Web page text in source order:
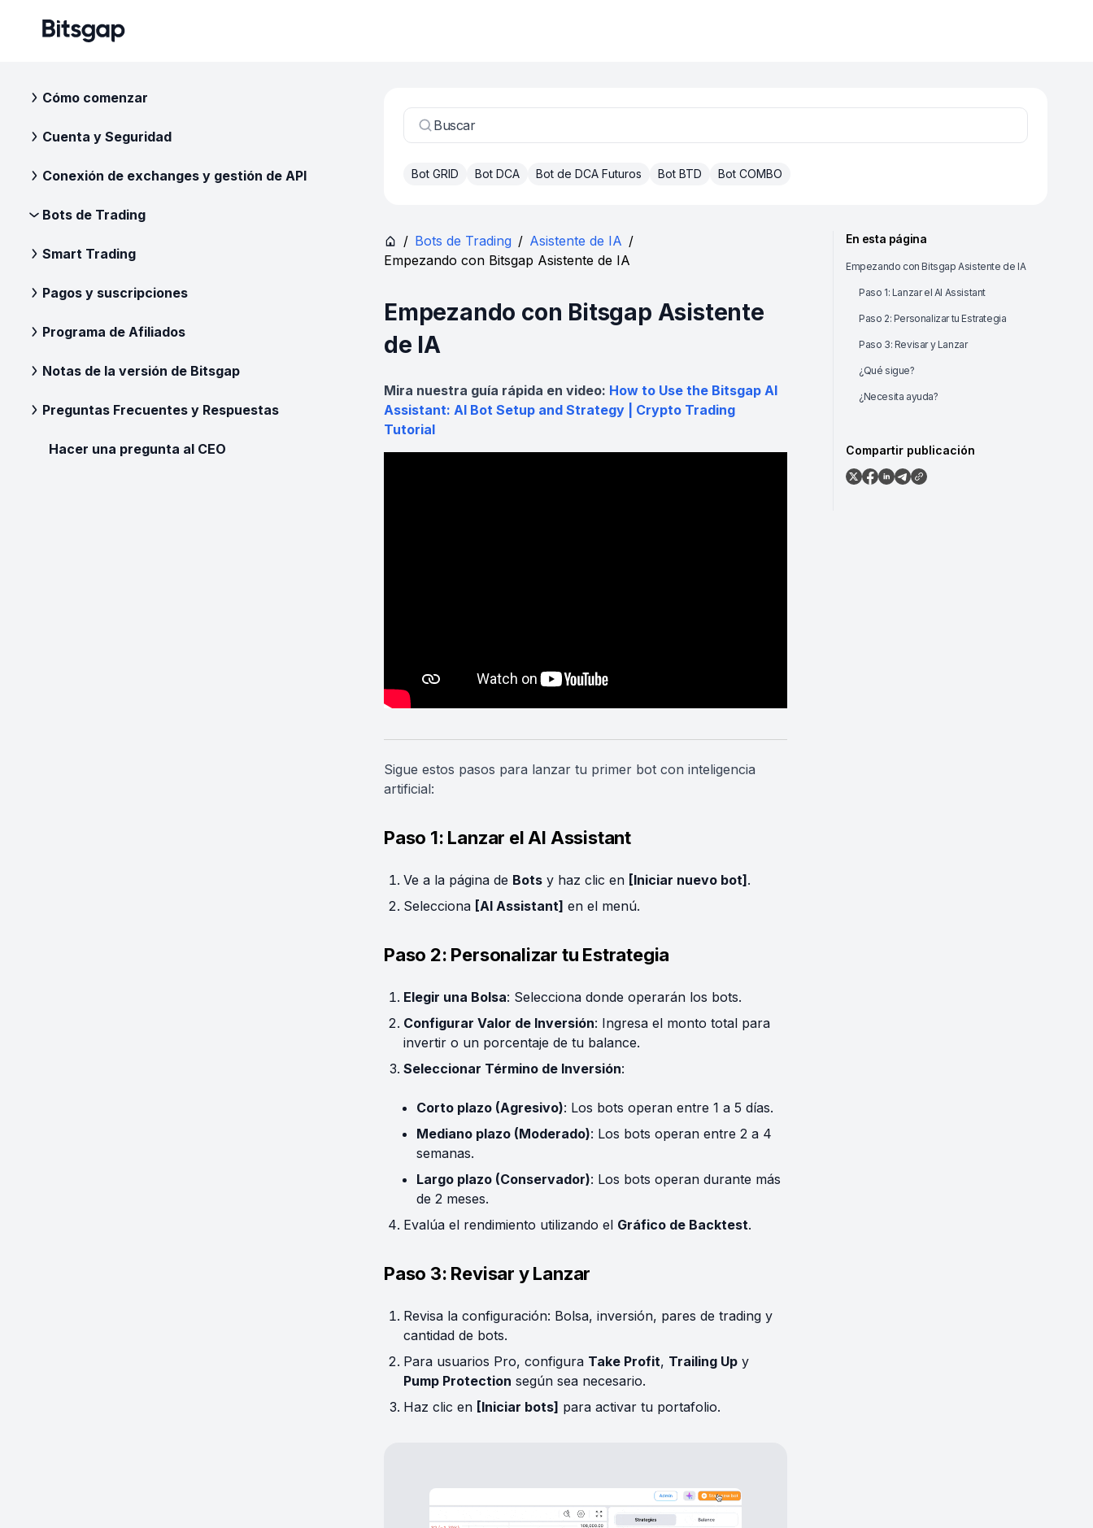
Cómo comenzar
Cuenta y Seguridad
Conexión de exchanges y gestión de API
Bots de Trading
Smart Trading
Pagos y suscripciones
Programa de Afiliados
Notas de la versión de Bitsgap
Preguntas Frecuentes y Respuestas
Hacer una pregunta al CEO
Buscar
Bot GRID Bot DCA Bot de DCA Futuros Bot BTD Bot COMBO
/ Bots de Trading / Asistente de IA /
Empezando con Bitsgap Asistente de IA
Empezando con Bitsgap Asistente
de IA
Mira nuestra guía rápida en video: How to Use the Bitsgap AI
Assistant: AI Bot Setup and Strategy | Crypto Trading
Tutorial
Sigue estos pasos para lanzar tu primer bot con inteligencia
artificial:
Paso 1: Lanzar el AI Assistant
Ve a la página de Bots y haz clic en [Iniciar nuevo bot].
Selecciona [AI Assistant] en el menú.
Paso 2: Personalizar tu Estrategia
Elegir una Bolsa: Selecciona donde operarán los bots.
Configurar Valor de Inversión: Ingresa el monto total para
invertir o un porcentaje de tu balance.
Seleccionar Término de Inversión:
Corto plazo (Agresivo): Los bots operan entre 1 a 5 días.
Mediano plazo (Moderado): Los bots operan entre 2 a 4
semanas.
Largo plazo (Conservador): Los bots operan durante más
de 2 meses.
Evalúa el rendimiento utilizando el Gráfico de Backtest.
Paso 3: Revisar y Lanzar
Revisa la configuración: Bolsa, inversión, pares de trading y
cantidad de bots.
Para usuarios Pro, configura Take Profit, Trailing Up y
Pump Protection según sea necesario.
Haz clic en [Iniciar bots] para activar tu portafolio.
En esta página
Empezando con Bitsgap Asistente de IA
Paso 1: Lanzar el AI Assistant
Paso 2: Personalizar tu Estrategia
Paso 3: Revisar y Lanzar
¿Qué sigue?
¿Necesita ayuda?
Compartir publicación